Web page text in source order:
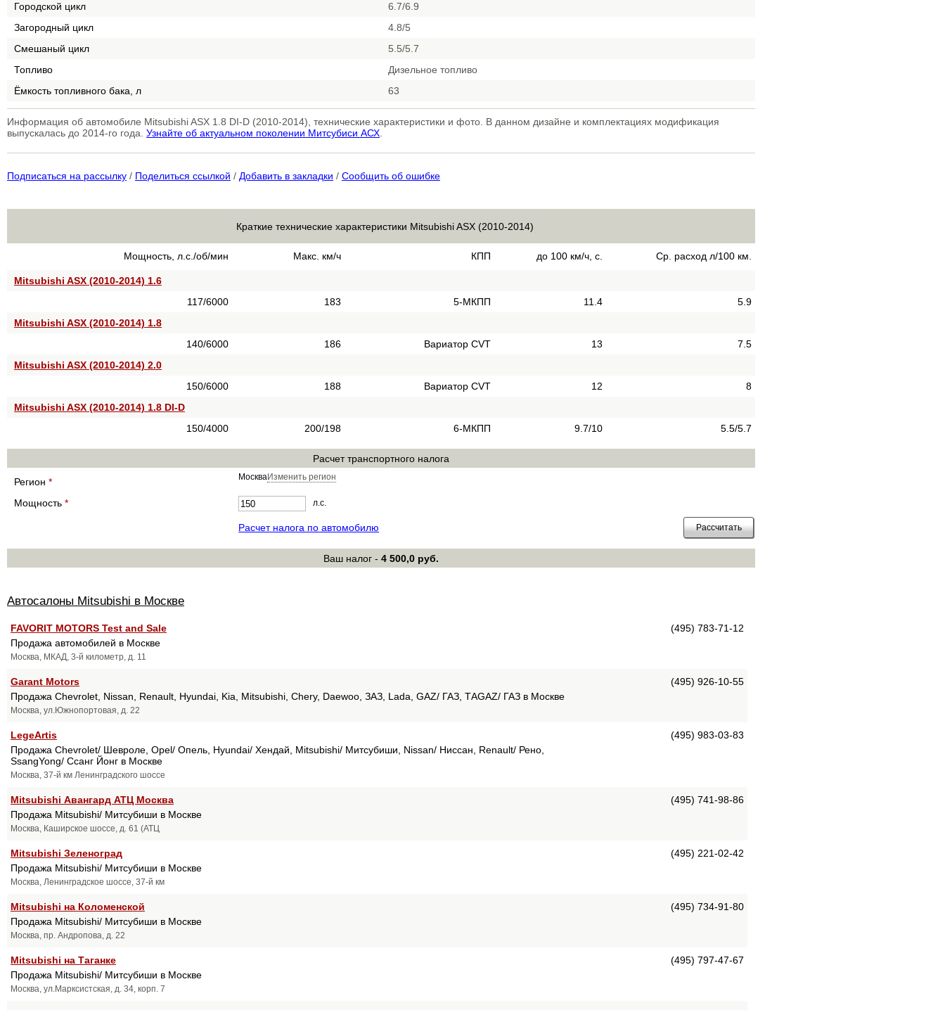
Городской цикл
6.7/6.9
Загородный цикл
4.8/5
Смешаный цикл
5.5/5.7
Топливо
Дизельное топливо
Ёмкость топливного бака, л
63
Информация об автомобиле Mitsubishi ASX 1.8 DI-D (2010-2014), технические характеристики и фото. В данном дизайне и комплектациях модификация
выпускалась до 2014-го года. Узнайте об актуальном поколении Митсубиси АСХ
Подписаться на рассылку / Поделиться ссылкой / Добавить в закладки / Сообщить об ошибке
Краткие технические характеристики Mitsubishi ASX (2010-2014)
Мощность, л.с./об/мин Макс. км/ч КПП до 100 км/ч, с. Ср. расход л/100 км.
Mitsubishi ASX (2010-2014) 1.6
117/6000
183 5-МКПП 11.4
5.9
Mitsubishi ASX (2010-2014) 1.8
140/6000
186 Вариатор CVT 13
7.5
Mitsubishi ASX (2010-2014) 2.0
150/6000
188 Вариатор CVT 12
8
Mitsubishi ASX (2010-2014) 1.8 DI-D
150/4000
200/198 6-МКПП 9.7/10 5.5/5.7
Расчет транспортного налога
Регион * МоскваИзменить регион
Мощность * л.с.
Расчет налога по автомобилю
Ваш налог - 4 500,0 руб.
Автосалоны Mitsubishi в Москве
FAVORIT MOTORS Test and Sale
(495) 783-71-12
Продажа автомобилей в Москве
Москва, МКАД, 3-й километр, д. 11
Garant Motors
(495) 926-10-55
Продажа Chevrolet, Nissan, Renault, Hyundai, Kia, Mitsubishi, Chery, Daewoo, ЗАЗ, Lada, GAZ/ ГАЗ, ТАGAZ/ ГАЗ в Москве
Москва, ул.Южнопортовая, д. 22
LegeArtis
(495) 983-03-83
Продажа Chevrolet/ Шевроле, Opel/ Опель, Hyundai/ Хендай, Mitsubishi/ Митсубиши, Nissan/ Ниссан, Renault/ Рено,
SsangYong/ Ссанг Йонг в Москве
Москва, 37-й км Ленинградского шоссе
Mitsubishi Авангард АТЦ Москва
(495) 741-98-86
Продажа Mitsubishi/ Митсубиши в Москве
Москва, Каширское шоссе, д. 61 (АТЦ
Mitsubishi Зеленоград
(495) 221-02-42
Продажа Mitsubishi/ Митсубиши в Москве
Москва, Ленинградское шоссе, 37-й км
Mitsubishi на Коломенской
(495) 734-91-80
Продажа Mitsubishi/ Митсубиши в Москве
Москва, пр. Андропова, д. 22
Mitsubishi на Таганке
(495) 797-47-67
Продажа Mitsubishi/ Митсубиши в Москве
Москва, ул.Марксистская, д. 34, корп. 7